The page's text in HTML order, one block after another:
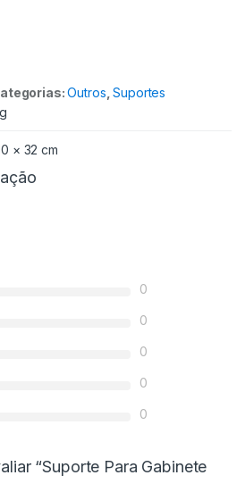
Outros ,Suportes
× 32 cm
0
0
0
0
0
“Suporte Para Gabinete